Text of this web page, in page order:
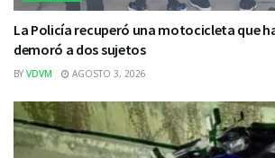
La Policía recuperó una motocicleta que
demoró a dos sujetos
BY VDVM AGOSTO 3, 2026